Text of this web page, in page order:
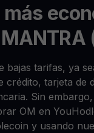
más
bajas tarifas, ya
crédito, tarjeta de
Sin
OM en
y usando